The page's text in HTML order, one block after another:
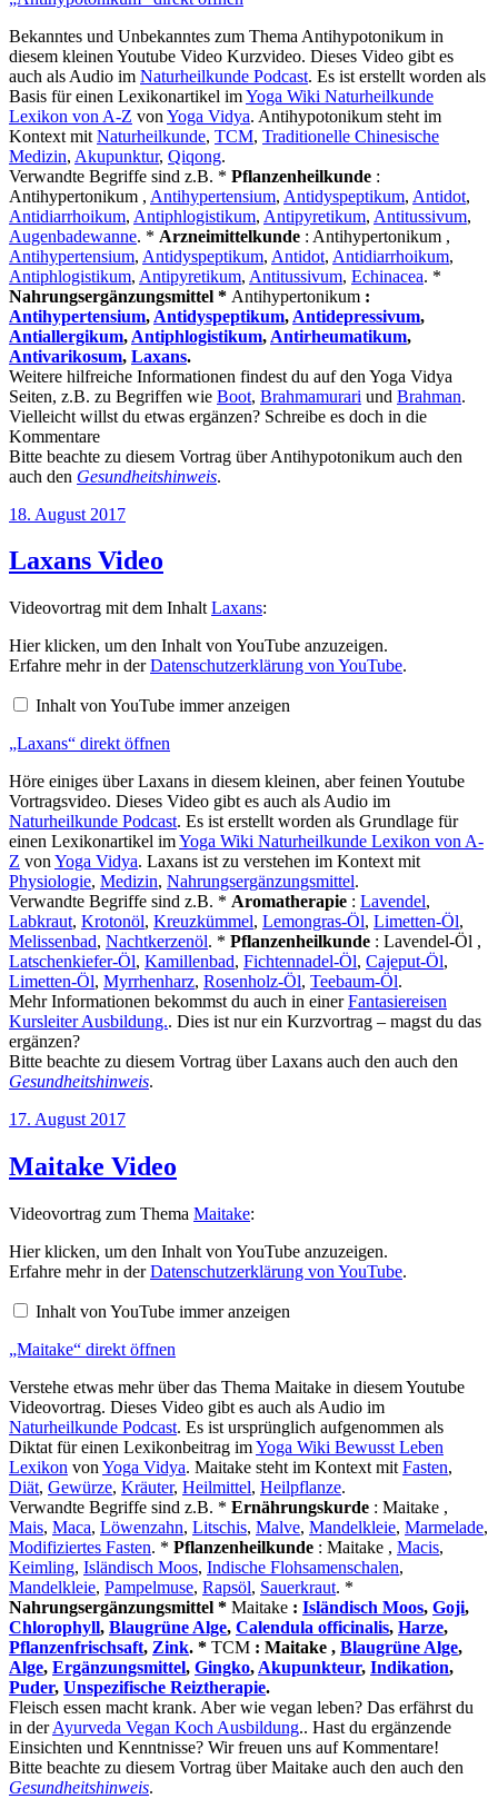
Bekanntes und Unbekanntes zum Thema Antihypotonikum in
diesem kleinen Youtube Video Kurzvideo. Dieses Video gibt es
auch als Audio im Naturheilkunde Podcast. Es ist erstellt worden als
Basis für einen Lexikonartikel imYoga Wiki Naturheilkunde
Lexikon von A-Z von Yoga Vidya. Antihypotonikum steht im
Kontext mit Naturheilkunde, TCM, Traditionelle Chinesische
Medizin, Akupunktur, Qiqong.
Verwandte Begriffe sind z.B. * Pflanzenheilkunde :
Antihypertonikum , Antihypertensium, Antidyspeptikum, Antidot,
Antidiarrhoikum, Antiphlogistikum, Antipyretikum, Antitussivum,
Augenbadewanne. * Arzneimittelkunde : Antihypertonikum ,
Antihypertensium, Antidyspeptikum, Antidot, Antidiarrhoikum,
Antiphlogistikum, Antipyretikum, Antitussivum, Echinacea. *
Nahrungsergänzungsmittel * Antihypertonikum :
Antihypertensium, Antidyspeptikum, Antidepressivum,
Antiallergikum, Antiphlogistikum, Antirheumatikum,
Antivarikosum, Laxans.
Weitere hilfreiche Informationen findest du auf den Yoga Vidya
Seiten, z.B. zu Begriffen wie Boot, Brahmamurari und Brahman.
Vielleicht willst du etwas ergänzen? Schreibe es doch in die
Kommentare
Bitte beachte zu diesem Vortrag über Antihypotonikum auch den
auch den Gesundheitshinweis.
Veröffentlicht
18. August 2017
Laxans Video
Videovortrag mit dem Inhalt Laxans:
„Laxans“
von
YouTube
anzeigen
Hier klicken, um den Inhalt von YouTube anzuzeigen.
Erfahre mehr in derDatenschutzerklärung von YouTube.
Inhalt von YouTube immer anzeigen
„Laxans“ direkt öffnen
Höre einiges über Laxans in diesem kleinen, aber feinen Youtube
Vortragsvideo. Dieses Video gibt es auch als Audio im
Naturheilkunde Podcast. Es ist erstellt worden als Grundlage für
einen Lexikonartikel imYoga Wiki Naturheilkunde Lexikon von A-
Z von Yoga Vidya. Laxans ist zu verstehen im Kontext mit
Physiologie, Medizin, Nahrungsergänzungsmittel.
Verwandte Begriffe sind z.B. * Aromatherapie : Lavendel,
Labkraut, Krotonöl, Kreuzkümmel, Lemongras-Öl, Limetten-Öl,
Melissenbad, Nachtkerzenöl. * Pflanzenheilkunde : Lavendel-Öl ,
Latschenkiefer-Öl, Kamillenbad, Fichtennadel-Öl, Cajeput-Öl,
Limetten-Öl, Myrrhenharz, Rosenholz-Öl, Teebaum-Öl.
Mehr Informationen bekommst du auch in einerFantasiereisen
Kursleiter Ausbildung.. Dies ist nur ein Kurzvortrag – magst du das
ergänzen?
Bitte beachte zu diesem Vortrag über Laxans auch den auch den
Gesundheitshinweis.
Veröffentlicht
17. August 2017
Maitake Video
Videovortrag zum Thema Maitake:
„Maitake“
von
YouTube
anzeigen
Hier klicken, um den Inhalt von YouTube anzuzeigen.
Erfahre mehr in derDatenschutzerklärung von YouTube.
Inhalt von YouTube immer anzeigen
„Maitake“ direkt öffnen
Verstehe etwas mehr über das Thema Maitake in diesem Youtube
Videovortrag. Dieses Video gibt es auch als Audio im
Naturheilkunde Podcast. Es ist ursprünglich aufgenommen als
Diktat für einen Lexikonbeitrag imYoga Wiki Bewusst Leben
Lexikon von Yoga Vidya. Maitake steht im Kontext mit Fasten,
Diät, Gewürze, Kräuter, Heilmittel, Heilpflanze.
Verwandte Begriffe sind z.B. * Ernährungskurde : Maitake ,
Mais, Maca, Löwenzahn, Litschis, Malve, Mandelkleie, Marmelade,
Modifiziertes Fasten. * Pflanzenheilkunde : Maitake , Macis,
Keimling, Isländisch Moos, Indische Flohsamenschalen,
Mandelkleie, Pampelmuse, Rapsöl, Sauerkraut. *
Nahrungsergänzungsmittel * Maitake : Isländisch Moos, Goji,
Chlorophyll, Blaugrüne Alge, Calendula officinalis, Harze,
Pflanzenfrischsaft, Zink. * TCM : Maitake , Blaugrüne Alge,
Alge, Ergänzungsmittel, Gingko, Akupunkteur, Indikation,
Puder, Unspezifische Reiztherapie.
Fleisch essen macht krank. Aber wie vegan leben? Das erfährst du
in derAyurveda Vegan Koch Ausbildung.. Hast du ergänzende
Einsichten und Kenntnisse? Wir freuen uns auf Kommentare!
Bitte beachte zu diesem Vortrag über Maitake auch den auch den
Gesundheitshinweis.